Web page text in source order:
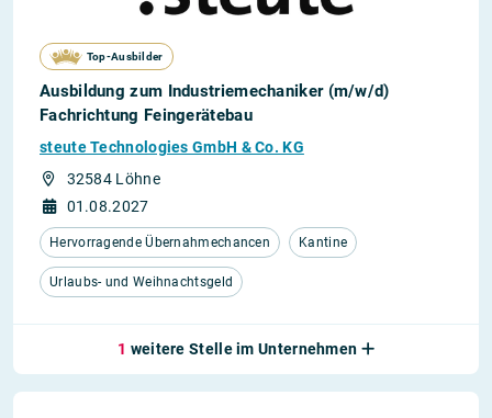
Top-Ausbilder
Ausbildung zum Industriemechaniker (m/w/d)
Fachrichtung Feingerätebau
steute Technologies GmbH & Co. KG
32584 Löhne
01.08.2027
Hervorragende Übernahmechancen Kantine
Urlaubs- und Weihnachtsgeld
1 weitere Stelle im Unternehmen